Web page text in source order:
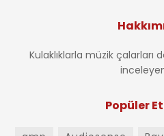
Kulaklıklarla müzik çalarları
Popüler